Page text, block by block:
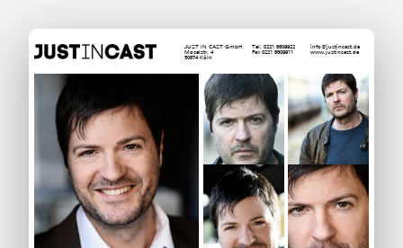
JUST IN CAST GmbH
Moselstr. 4
50674 Köln
Tel. 0221 6609922
Fax 0221 6609911
info@justincast.de
www.justincast.de